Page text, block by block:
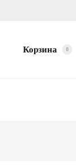
Корзина 0